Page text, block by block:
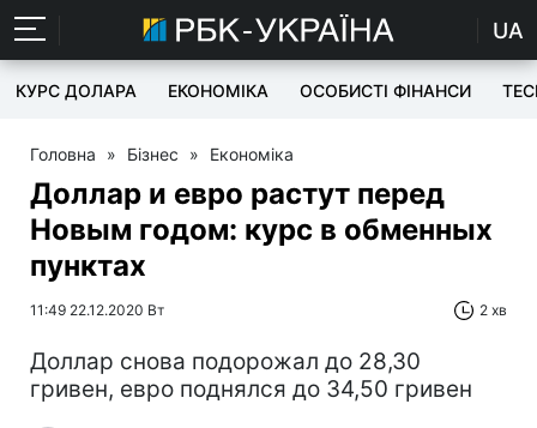
UA
КУРС ДОЛАРА ЕКОНОМІКА ОСОБИСТІ ФІНАНСИ
Головна » Бізнес » Економіка
Доллар и евро растут перед
Новым годом: курс в обменных
пунктах
11:49 22.12.2020 Вт 2 хв
Доллар снова подорожал до 28,30
гривен, евро поднялся до 34,50 гривен